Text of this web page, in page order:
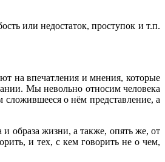
или недостаток, проступок и т.п.
на впечатления и мнения, которые
Мы невольно относим человека
сложившееся о нём представление, а
образа жизни, а также, опять же, от
и тех, с кем говорить не о чем,